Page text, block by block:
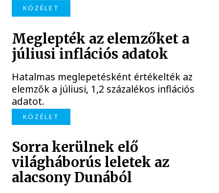
KÖZÉLET
Meglepték az elemzőket a
júliusi inflációs adatok
Hatalmas meglepetésként értékelték az
elemzők a júliusi, 1,2 százalékos inflációs
adatot.
KÖZÉLET
Sorra kerülnek elő
világháborús leletek az
alacsony Dunából